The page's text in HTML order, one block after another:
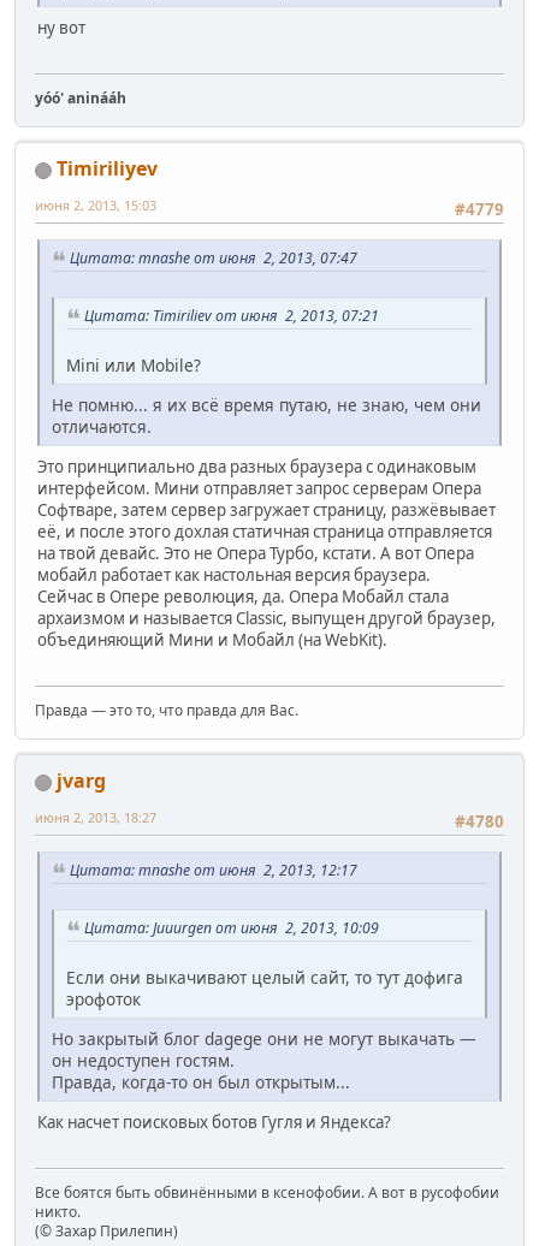
ну вот
yóó' aninááh
Timiriliyev
#4779
июня 2, 2013, 15:03
Цитата: mnashe от июня 2, 2013, 07:47
Цитата: Timiriliev от июня 2, 2013, 07:21
Mini или Mobile?
Не помню... я их всё время путаю, не знаю, чем они
отличаются.
Это принципиально два разных браузера с одинаковым
интерфейсом. Мини отправляет запрос серверам Опера
Софтваре, затем сервер загружает страницу, разжёвывает
её, и после этого дохлая статичная страница отправляется
на твой девайс. Это не Опера Турбо, кстати. А вот Опера
мобайл работает как настольная версия браузера.
Сейчас в Опере революция, да. Опера Мобайл стала
архаизмом и называется Classic, выпущен другой браузер,
объединяющий Мини и Мобайл (на WebKit).
Правда — это то, что правда для Вас.
jvarg
#4780
июня 2, 2013, 18:27
Цитата: mnashe от июня 2, 2013, 12:17
Цитата: Juuurgen от июня 2, 2013, 10:09
Если они выкачивают целый сайт, то тут дофига
эрофоток
Но закрытый блог dagege они не могут выкачать —
он недоступен гостям.
Правда, когда-то он был открытым...
Как насчет поисковых ботов Гугля и Яндекса?
Все боятся быть обвинёнными в ксенофобии. А вот в русофобии
никто.
(© Захар Прилепин)